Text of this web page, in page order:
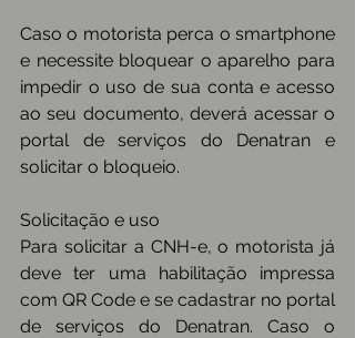
Caso o motorista perca o smartphone
e necessite bloquear o aparelho para
impedir o uso de sua conta e acesso
ao seu documento, deverá acessar o
portal de serviços do Denatran e
solicitar o bloqueio.
Solicitação e uso
Para solicitar a CNH-e, o motorista já
deve ter uma habilitação impressa
com QR Code e se cadastrar no portal
de serviços do Denatran. Caso o